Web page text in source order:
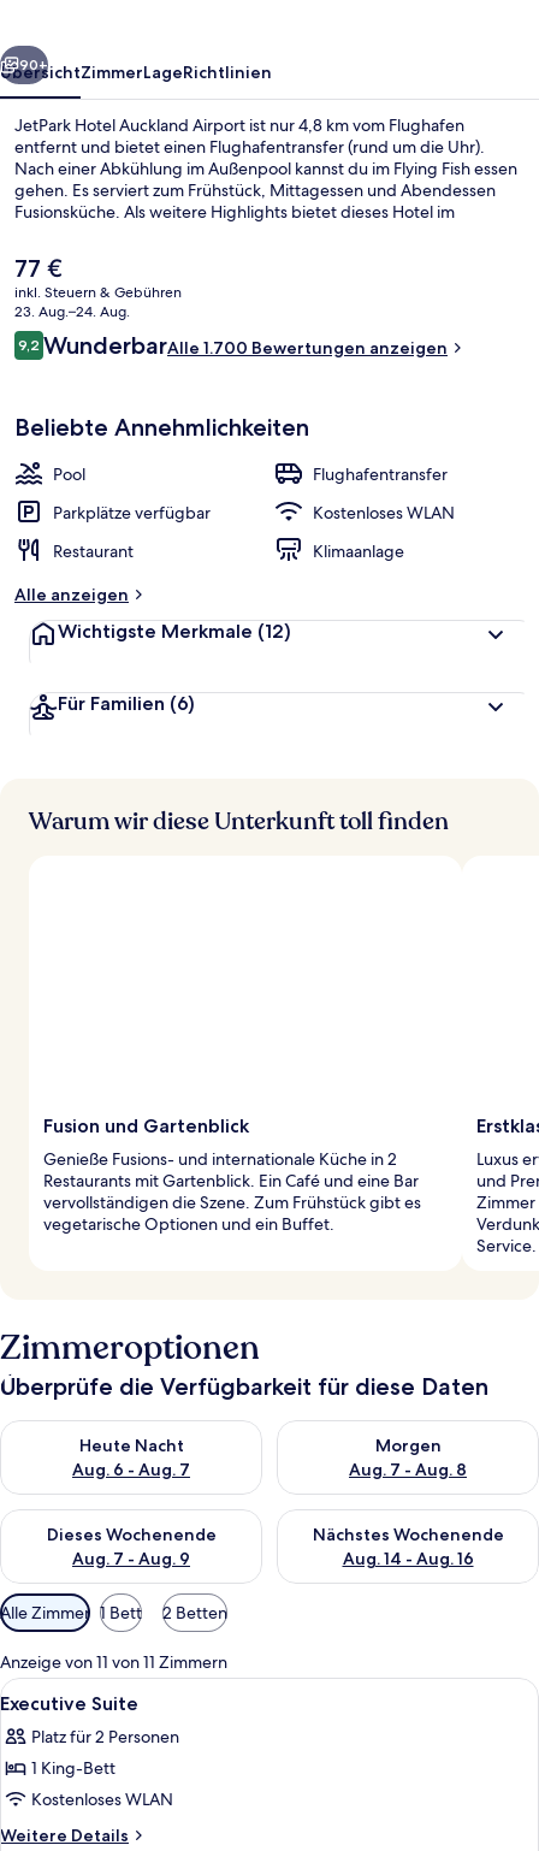
Weiter
90+
ÜbersichtZimmerLageRichtlinien
JetPark Hotel Auckland Airport ist nur 4,8 km vom Flughafen
entfernt und bietet einen Flughafentransfer (rund um die Uhr).
Nach einer Abkühlung im Außenpool kannst du im Flying Fish essen
gehen. Es serviert zum Frühstück, Mittagessen und Abendessen
Fusionsküche. Als weitere Highlights bietet dieses Hotel im
Snackbar. Andere Reisende lieben die bequemen Betten und das
hilfsbereite Personal.
Der
aktuelle
Preis
beträgt
77 €.
77 €
inkl. Steuern & Gebühren
23. Aug.–24. Aug.
Bewertungen
9,29,2 von 10.
WunderbarAlle 1.700 Bewertungen anzeigen
Beliebte Annehmlichkeiten
Pool
Flughafentransfer
Parkplätze verfügbar
Kostenloses WLAN
Restaurant
Klimaanlage
Alle anzeigen
Wichtigste Merkmale (12)
Für Familien (6)
Warum wir diese Unterkunft toll finden
Fusion und Gartenblick
Genieße Fusions- und internationale Küche in 2
Restaurants mit Gartenblick. Ein Café und eine Bar
vervollständigen die Szene. Zum Frühstück gibt es
vegetarische Optionen und ein Buffet.
Luxus
und
Zimmer
Service.
Zimmeroptionen
Überprüfe die Verfügbarkeit für diese Daten
Heute Nacht
Aug. 6 - Aug. 7
Überprüfe die Verfügbarkeit für heute Nacht, Aug. 6 - Aug. 7.
Morgen
Aug. 7 - Aug. 8
Überprüfe die Verfügbarkeit
Dieses Wochenende
Aug. 7 - Aug. 9
Überprüfe die Verfügbarkeit für dieses Wochenende, Aug. 7
Nächstes Wochenende
Aug. 14 - Aug. 16
Überprüfe die Verfügbarkeit
Verfügbare
Filter
für
Zimmer
Alle Zimmer 1 Bett 2 Betten
Anzeige von 11 von 11 Zimmern
Alle
Fotos
für
Executive
Suite
anzeigen
Hochwertige Bettwaren,
8
Executive Suite
Platz für 2 Personen
1 King-Bett
Kostenloses WLAN
Weitere Details
Weitere